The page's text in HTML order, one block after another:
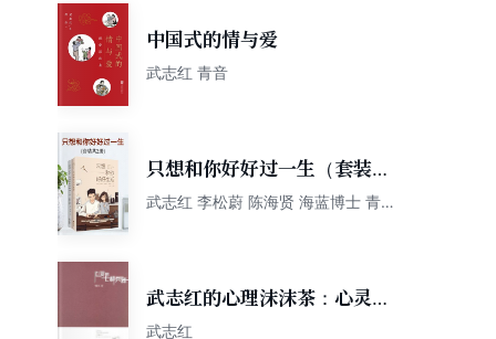
中国式的情与爱
武志红 青音
只想和你好好过一生（套装共
2册）
武志红 李松蔚 陈海贤 海蓝博士 青音
武志红的心理沫沫茶：心灵的
七种兵器
武志红